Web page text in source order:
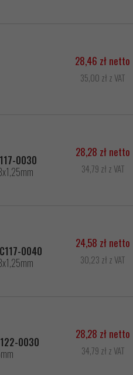
28,46 zł netto
35,00 zł z VAT
0030
28,28 zł netto
34,79 zł z VAT
0040
24,58 zł netto
30,23 zł z VAT
0030
28,28 zł netto
34,79 zł z VAT